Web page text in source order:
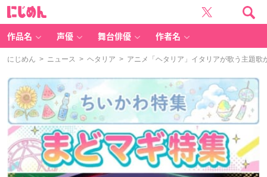
作品名 声優 舞台俳優 作者名
にじめん > ニュース > ヘタリア > アニメ「ヘタリア」イタリアが歌う主題歌